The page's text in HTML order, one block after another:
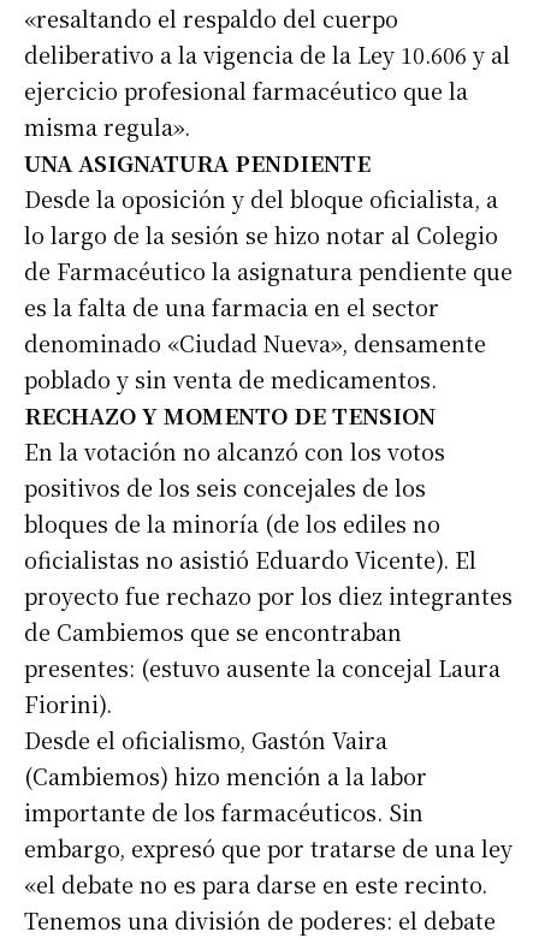
Nombre
Apellidos
Número de teléfono
«resaltando el respaldo del cuerpo
deliberativo a la vigencia de la Ley 10.606 y al
ejercicio profesional farmacéutico que la
misma regula».
UNA ASIGNATURA PENDIENTE
Desde la oposición y del bloque oficialista, a
lo largo de la sesión se hizo notar al Colegio
de Farmacéutico la asignatura pendiente que
es la falta de una farmacia en el sector
denominado «Ciudad Nueva», densamente
poblado y sin venta de medicamentos.
RECHAZO Y MOMENTO DE TENSION
En la votación no alcanzó con los votos
positivos de los seis concejales de los
bloques de la minoría (de los ediles no
oficialistas no asistió Eduardo Vicente). El
proyecto fue rechazo por los diez integrantes
de Cambiemos que se encontraban
presentes: (estuvo ausente la concejal Laura
Fiorini).
Desde el oficialismo, Gastón Vaira
(Cambiemos) hizo mención a la labor
importante de los farmacéuticos. Sin
embargo, expresó que por tratarse de una ley
«el debate no es para darse en este recinto.
Tenemos una división de poderes: el debate